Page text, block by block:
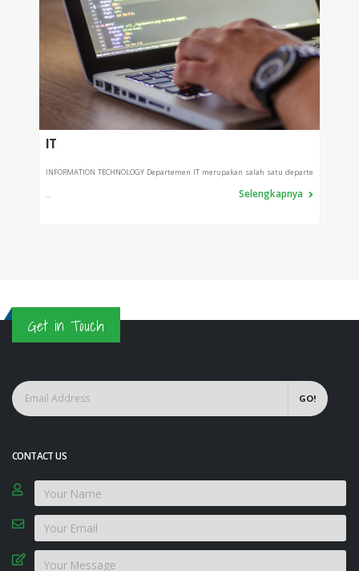
IT
INFORMATION TECHNOLOGY Departemen IT merupakan salah satu departe
... Selengkapnya
Get in Touch
GO!
CONTACT US